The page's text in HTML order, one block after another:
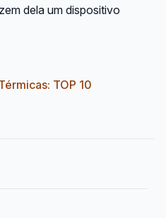
dela um dispositivo
TOP 10